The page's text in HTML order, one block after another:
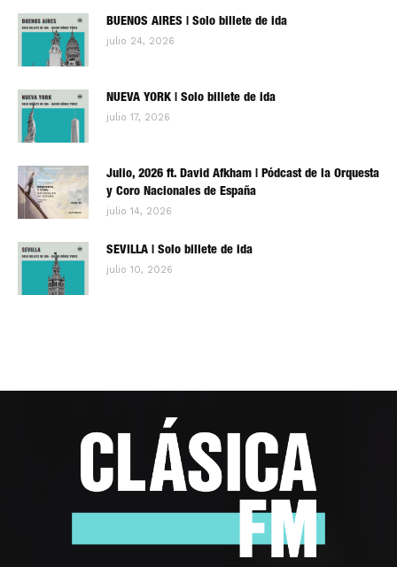
BUENOS AIRES | Solo billete de ida
julio 24, 2026
NUEVA YORK | Solo billete de ida
julio 17, 2026
Julio, 2026 ft. David Afkham | Pódcast de la Orquesta
y Coro Nacionales de España
julio 14, 2026
SEVILLA | Solo billete de ida
julio 10, 2026